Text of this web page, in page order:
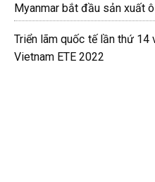
Myanmar bắt đầu sản xuất
Triển lãm quốc tế lần thứ 14
Vietnam ETE 2022